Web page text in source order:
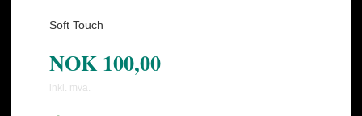
Soft Touch
NOK 100,00
inkl. mva.